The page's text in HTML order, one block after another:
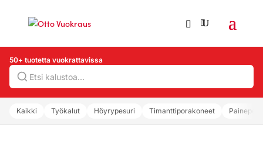
Hae
50+ tuotetta vuokrattavissa
Kaikki Työkalut Höyrypesuri Timanttiporakoneet